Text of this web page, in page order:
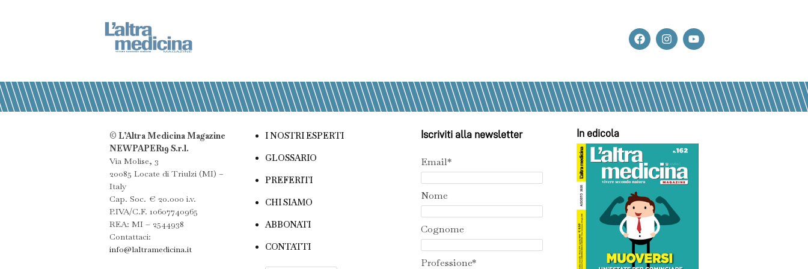
© L’Altra Medicina Magazine
NEWPAPER19 S.r.l.
Via Molise, 3
20085 Locate di Triulzi (MI) –
Italy
Cap. Soc. € 20.000 i.v.
P.IVA/C.F. 10607740965
REA: MI – 2544938
Contattaci:
info@laltramedicina.it
I NOSTRI ESPERTI
GLOSSARIO
PREFERITI
CHI SIAMO
ABBONATI
CONTATTI
Iscriviti alla newsletter
Email*
Nome
Cognome
Professione*
In edicola